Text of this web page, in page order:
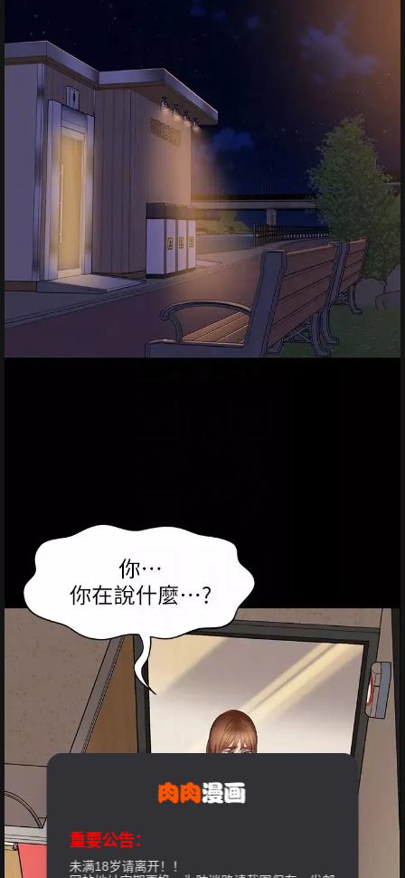
重要公告：
未满18岁请离开！！